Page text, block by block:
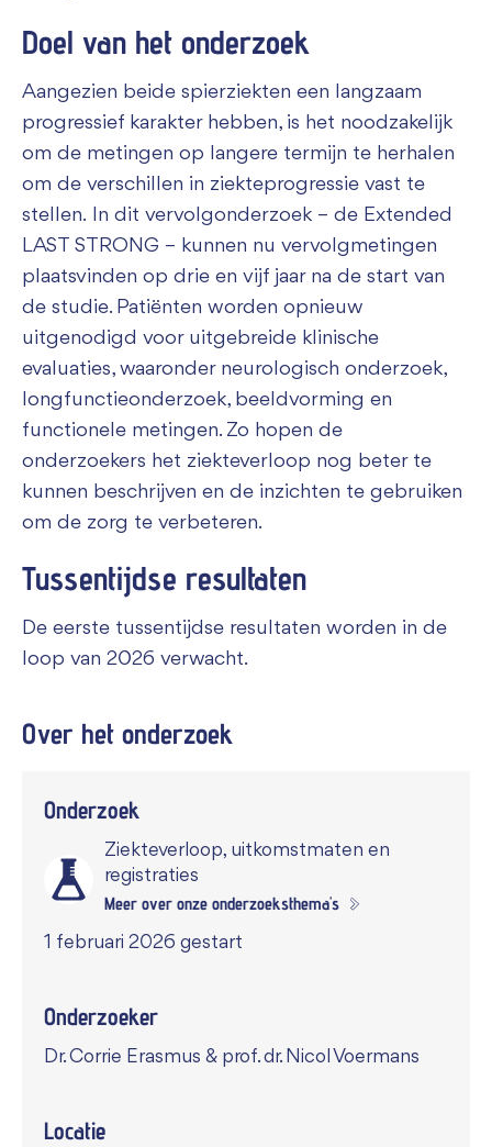
Doel van het onderzoek
Aangezien beide spierziekten een langzaam
progressief karakter hebben, is het noodzakelijk
om de metingen op langere termijn te herhalen
om de verschillen in ziekteprogressie vast te
stellen. In dit vervolgonderzoek – de Extended
LAST STRONG – kunnen nu vervolgmetingen
plaatsvinden op drie en vijf jaar na de start van
de studie. Patiënten worden opnieuw
uitgenodigd voor uitgebreide klinische
evaluaties, waaronder neurologisch onderzoek,
longfunctieonderzoek, beeldvorming en
functionele metingen. Zo hopen de
onderzoekers het ziekteverloop nog beter te
kunnen beschrijven en de inzichten te gebruiken
om de zorg te verbeteren.
Tussentijdse resultaten
De eerste tussentijdse resultaten worden in de
loop van 2026 verwacht.
Over het onderzoek
Onderzoek
Ziekteverloop, uitkomstmaten en
registraties
Meer over onze onderzoeksthema's
1 februari 2026 gestart
Onderzoeker
Dr. Corrie Erasmus & prof. dr. Nicol Voermans
Locatie